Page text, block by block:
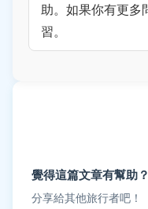
助。如果你有更多
習。
覺得這篇文章有幫助？
分享給其他旅行者吧！